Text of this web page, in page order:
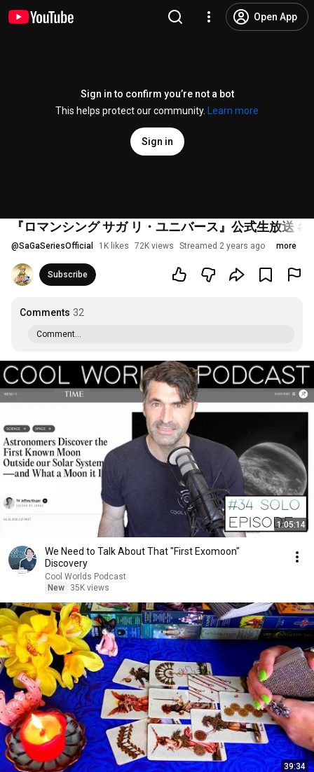
Open App
Sign in to confirm you’re not a bot
This helps protect our community.
Learn more
Sign in
『ロマンシング サガ リ・ユニバース』公式生放送
@SaGaSeriesOfficial 1K likes 72K views Streamed 2 years ago more
Subscribe
Comments 32
Comment...
1:05:14
We Need to Talk About That "First Exomoon"
Discovery
Cool Worlds Podcast
New
35K views
39:34